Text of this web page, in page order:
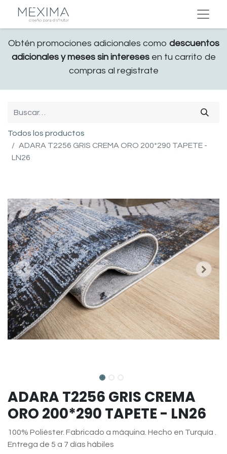
Obtén promociones adicionales como descuentos
adicionales y meses sin interesesen tu carrito de
compras al registrate
Todos los productos
ADARA T2256 GRIS CREMA ORO 200*290 TAPETE -
LN26
ADARA T2256 GRIS CREMA
ORO 200*290 TAPETE - LN26
100% Poliéster. Fabricado a máquina. Hecho en Turquía .
Entrega de 5 a 7 días hábiles